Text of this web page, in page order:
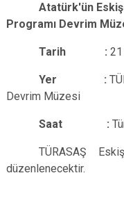
Atatürk′ün
Programı Devrim
Tarih :
Yer :
Devrim Müzesi
Saat :
TÜRASAŞ
düzenlenecektir.